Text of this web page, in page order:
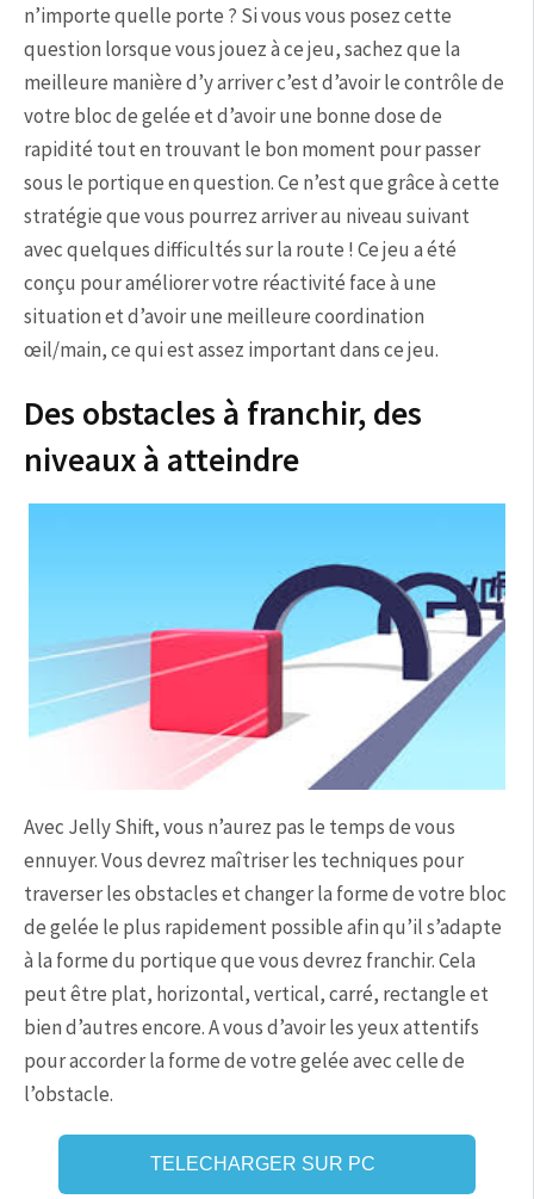
n’importe quelle porte ? Si vous vous posez cette
question lorsque vous jouez à ce jeu, sachez que la
meilleure manière d’y arriver c’est d’avoir le contrôle de
votre bloc de gelée et d’avoir une bonne dose de
rapidité tout en trouvant le bon moment pour passer
sous le portique en question. Ce n’est que grâce à cette
stratégie que vous pourrez arriver au niveau suivant
avec quelques difficultés sur la route ! Ce jeu a été
conçu pour améliorer votre réactivité face à une
situation et d’avoir une meilleure coordination
œil/main, ce qui est assez important dans ce jeu.
Des obstacles à franchir, des
niveaux à atteindre
Avec Jelly Shift, vous n’aurez pas le temps de vous
ennuyer. Vous devrez maîtriser les techniques pour
traverser les obstacles et changer la forme de votre bloc
de gelée le plus rapidement possible afin qu’il s’adapte
à la forme du portique que vous devrez franchir. Cela
peut être plat, horizontal, vertical, carré, rectangle et
bien d’autres encore. A vous d’avoir les yeux attentifs
pour accorder la forme de votre gelée avec celle de
l’obstacle.
TELECHARGER SUR PC